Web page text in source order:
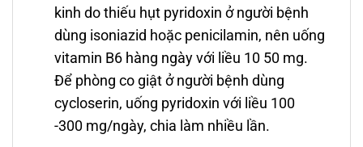
kinh do thiếu hụt pyridoxin ở người bệnh
dùng isoniazid hoặc penicilamin, nên uống
vitamin B6 hàng ngày với liều 10 50 mg.
Để phòng co giật ở người bệnh dùng
cycloserin, uống pyridoxin với liều 100
-300 mg/ngày, chia làm nhiều lần.